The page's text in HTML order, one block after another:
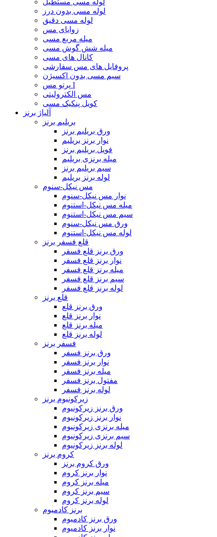
لوله مسی بدون درز
لوله مسی دقیق
زوایای مس
میله مربع مسی
میله شش گوش مسی
کانال های مسی
پروفایل های مس سفارشی
سیم مسی بدون اکسیژن
پرتو مس I
مس الکترولیتی
کویل پنکیک مسی
آلیاژ برنز
بریلیم برنز
ورق بریلیم برنز
نوار برنز بریلیم
فویل بریلیم برنز
میله برنزی بریلیم
سیم بریلیم برنز
لوله برنز بریلیم
مس نیکل-سنوم
نوار مس نیکل-سنوم
میله مس نیکل-استنوم
سیم مس نیکل-استنوم
ورق مس نیکل-سنوم
لوله مس نیکل-استنوم
قلع فسفر برنز
ورق برنز قلع فسفر
نوار برنز قلع فسفر
میله برنز قلع فسفر
سیم برنز قلع فسفر
لوله برنز قلع فسفر
قلع برنز
ورق برنز قلع
نوار برنز قلع
میله برنز قلع
لوله برنز قلع
فسفر برنز
ورق برنز فسفر
نوار برنز فسفر
میله برنز فسفر
مفتول برنز فسفر
لوله برنز فسفر
زیرکونیوم برنز
ورق برنز زیرکونیوم
نوار برنز زیرکونیوم
میله برنزی زیرکونیوم
سیم برنزی زیرکونیوم
لوله برنز زیرکونیوم
کروم برنز
ورق کروم برنز
نوار برنز کروم
میله برنز کروم
سیم برنز کروم
لوله برنز کروم
برنز کادمیوم
ورق برنز کادمیوم
نوار برنز کادمیوم